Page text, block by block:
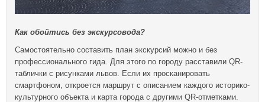
Как обойтись без экскурсовода?
Самостоятельно составить план экскурсий можно и без
профессионального гида. Для этого по городу расставили QR-
таблички с рисунками львов. Если их просканировать
смартфоном, откроется маршрут с описанием каждого историко-
культурного объекта и карта города с другими QR-отметками.